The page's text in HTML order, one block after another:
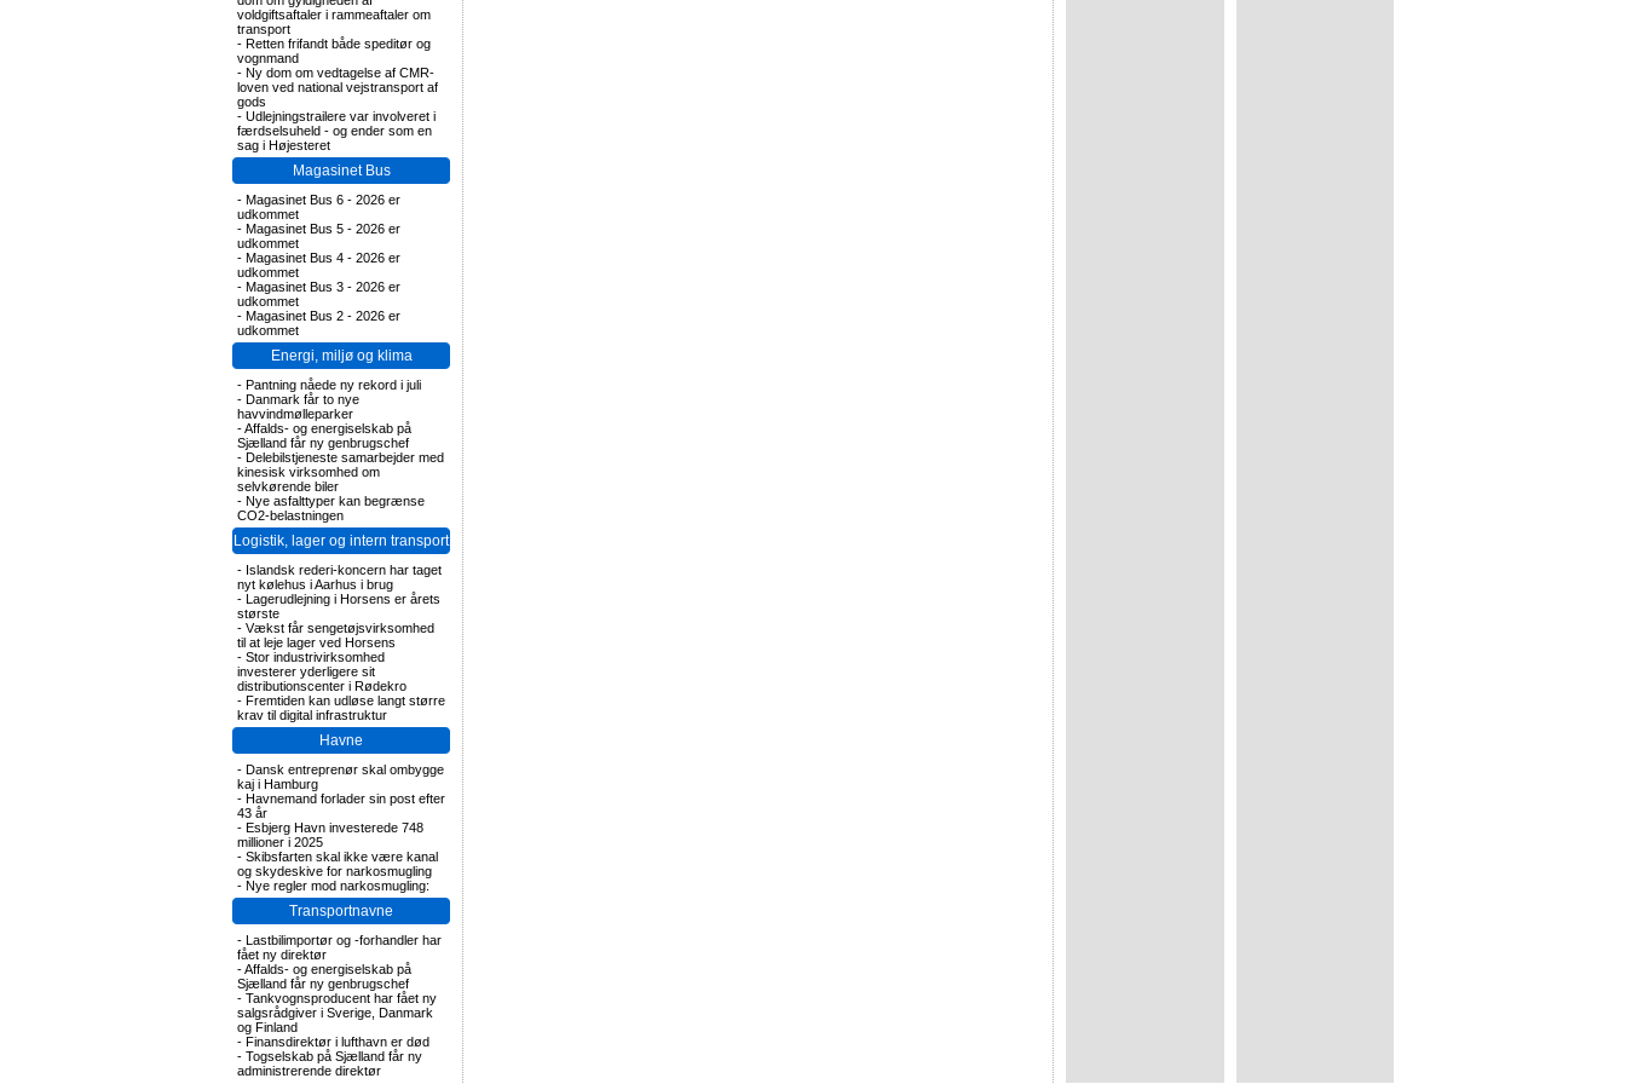
voldgiftsaftaler i rammeaftaler om
transport
- Retten frifandt både speditør og
vognmand
- Ny dom om vedtagelse af CMR-
loven ved national vejstransport af
gods
- Udlejningstrailere var involveret i
færdselsuheld - og ender som en
sag i Højesteret
Magasinet Bus
- Magasinet Bus 6 - 2026 er
udkommet
- Magasinet Bus 5 - 2026 er
udkommet
- Magasinet Bus 4 - 2026 er
udkommet
- Magasinet Bus 3 - 2026 er
udkommet
- Magasinet Bus 2 - 2026 er
udkommet
Energi, miljø og klima
- Pantning nåede ny rekord i juli
- Danmark får to nye
havvindmølleparker
-Affalds- og energiselskab på
Sjælland får ny genbrugschef
- Delebilstjeneste samarbejder med
kinesisk virksomhed om
selvkørende biler
- Nye asfalttyper kan begrænse
CO2-belastningen
Logistik, lager og intern transport
- Islandsk rederi-koncern har taget
nyt kølehus i Aarhus i brug
- Lagerudlejning i Horsens er årets
største
- Vækst får sengetøjsvirksomhed
til at leje lager ved Horsens
- Stor industrivirksomhed
investerer yderligere sit
distributionscenter i Rødekro
- Fremtiden kan udløse langt større
krav til digital infrastruktur
Havne
- Dansk entreprenør skal ombygge
kaj i Hamburg
- Havnemand forlader sin post efter
43 år
- Esbjerg Havn investerede 748
millioner i 2025
- Skibsfarten skal ikke være kanal
og skydeskive for narkosmugling
- Nye regler mod narkosmugling:
Transportnavne
- Lastbilimportør og -forhandler har
fået ny direktør
-Affalds- og energiselskab på
Sjælland får ny genbrugschef
- Tankvognsproducent har fået ny
salgsrådgiver i Sverige, Danmark
og Finland
- Finansdirektør i lufthavn er død
- Togselskab på Sjælland får ny
administrerende direktør